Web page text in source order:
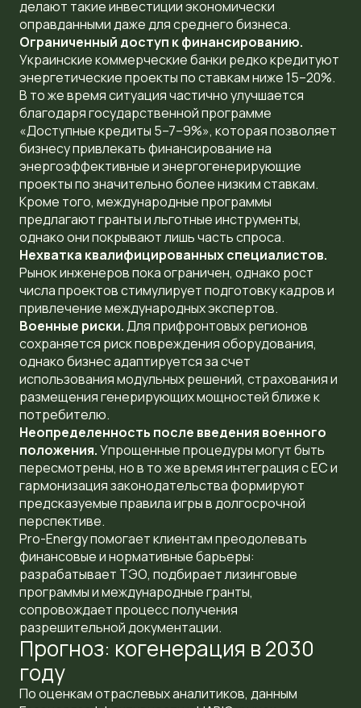
делают такие инвестиции экономически
оправданными даже для среднего бизнеса.
Ограниченный доступ к финансированию.
Украинские коммерческие банки редко кредитуют
энергетические проекты по ставкам ниже 15–20%.
В то же время ситуация частично улучшается
благодаря государственной программе
«Доступные кредиты 5–7–9%», которая позволяет
бизнесу привлекать финансирование на
энергоэффективные и энергогенерирующие
проекты по значительно более низким ставкам.
Кроме того, международные программы
предлагают гранты и льготные инструменты,
однако они покрывают лишь часть спроса.
Нехватка квалифицированных специалистов.
Рынок инженеров пока ограничен, однако рост
числа проектов стимулирует подготовку кадров и
привлечение международных экспертов.
Военные риски.Для прифронтовых регионов
сохраняется риск повреждения оборудования,
однако бизнес адаптируется за счет
использования модульных решений, страхования и
размещения генерирующих мощностей ближе к
потребителю.
Неопределенность после введения военного
положения.Упрощенные процедуры могут быть
пересмотрены, но в то же время интеграция с ЕС и
гармонизация законодательства формируют
предсказуемые правила игры в долгосрочной
перспективе.
Pro-Energy помогает клиентам преодолевать
финансовые и нормативные барьеры:
разрабатывает ТЭО, подбирает лизинговые
программы и международные гранты,
сопровождает процесс получения
разрешительной документации.
Прогноз: когенерация в 2030
году
По оценкам отраслевых аналитиков, данным